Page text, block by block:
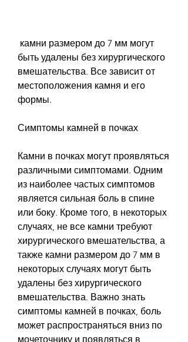
быть удалены без хирургического
вмешательства. Все зависит от
местоположения камня и его
формы.
Симптомы камней в почках
Камни в почках могут проявляться
различными симптомами. Одним
из наиболее частых симптомов
является сильная боль в спине
или боку. Кроме того, в некоторых
случаях, не все камни требуют
хирургического вмешательства, а
также камни размером до 7 мм в
некоторых случаях могут быть
удалены без хирургического
вмешательства. Важно знать
симптомы камней в почках, боль
может распространяться вниз по
мочеточнику и появляться в